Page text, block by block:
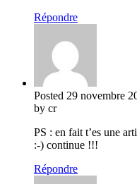
Répondre
Posted 29 novembre
by cr
PS : en fait t’es une
:-) continue !!!
Répondre